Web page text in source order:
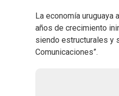
La economía
años de crecimiento
siendo estructurales y
Comunicaciones”.